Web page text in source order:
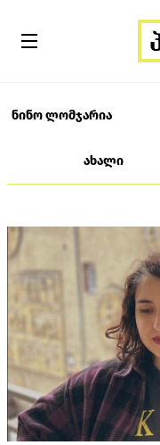
ნინო ლომჯარია
ახალი